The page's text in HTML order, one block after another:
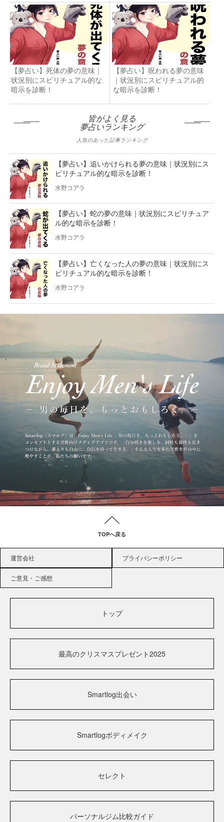
【夢占い】死体の夢の意味｜
状況別にスピリチュアル的な
暗示を診断！
【夢占い】呪われる夢の意味
｜状況別にスピリチュアル的
な暗示を診断！
皆がよく見る
夢占いランキング
人気のあった記事ランキング
【夢占い】追いかけられる夢の意味｜状況別にス
ピリチュアル的な暗示を診断！
水野コアラ
【夢占い】蛇の夢の意味｜状況別にスピリチュア
ル的な暗示を診断！
水野コアラ
【夢占い】亡くなった人の夢の意味｜状況別にス
ピリチュアル的な暗示を診断！
水野コアラ
TOPへ戻る
運営会社 プライバシーポリシー
ご意見・ご感想
トップ
最高のクリスマスプレゼント2025
Smartlog出会い
Smartlogボディメイク
セレクト
パーソナルジム比較ガイド